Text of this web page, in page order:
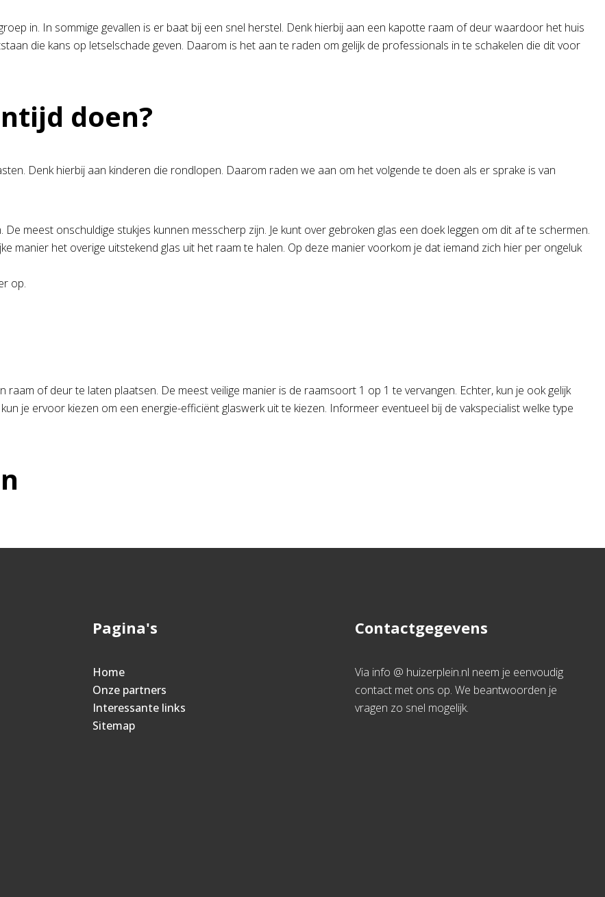
in. In sommige gevallen is er baat bij een snel herstel. Denk hierbij aan een kapotte raam of deur waardoor het huis
die kans op letselschade geven. Daarom is het aan te raden om gelijk de professionals in te schakelen die dit voor
doen?
Denk hierbij aan kinderen die rondlopen. Daarom raden we aan om het volgende te doen als er sprake is van
meest onschuldige stukjes kunnen messcherp zijn. Je kunt over gebroken glas een doek leggen om dit af te schermen.
manier het overige uitstekend glas uit het raam te halen. Op deze manier voorkom je dat iemand zich hier per ongeluk
op.
of deur te laten plaatsen. De meest veilige manier is de raamsoort 1 op 1 te vervangen. Echter, kun je ook gelijk
je ervoor kiezen om een energie-efficiënt glaswerk uit te kiezen. Informeer eventueel bij de vakspecialist welke type
Pagina's
Home
Onze partners
Interessante links
Sitemap
Contactgegevens
Via info @ huizerplein.nl neem je eenvoudig
contact met ons op. We beantwoorden je
vragen zo snel mogelijk.